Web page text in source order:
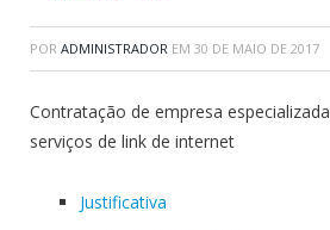
POR ADMINISTRADOR EM 30 DE MAIO DE 2017
Contratação de empresa
serviços de link de internet
Justificativa